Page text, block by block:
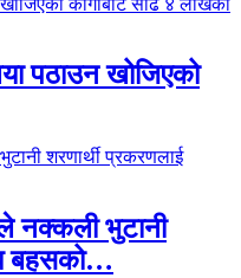
पठाउन खोजिएको
नक्कली भुटानी
बहसको…